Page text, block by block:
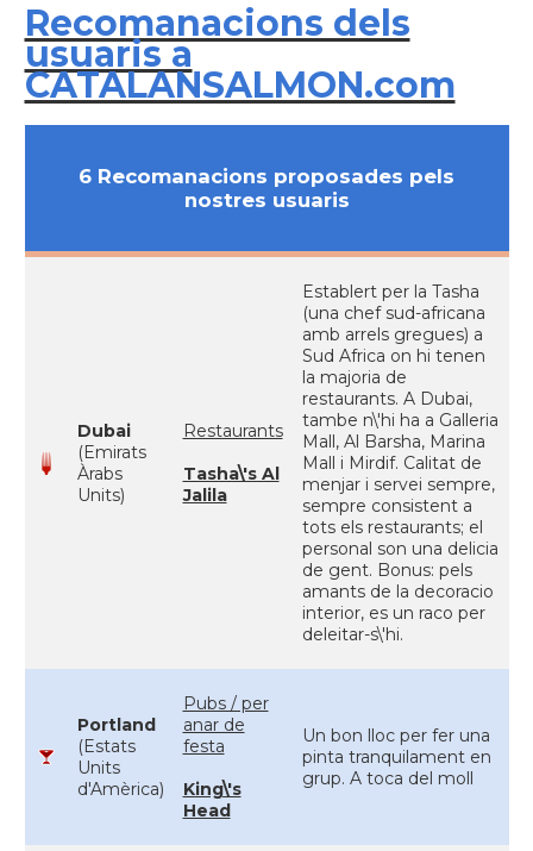
Recomanacions dels
usuaris a
CATALANSALMON.com
6 Recomanacions proposades pels
nostres usuaris
Dubai
(Emirats
Àrabs
Units)
Restaurants
Tasha\'s Al
Jalila
Establert per la Tasha
(una chef sud-africana
amb arrels gregues) a
Sud Africa on hi tenen
la majoria de
restaurants. A Dubai,
tambe n\'hi ha a Galleria
Mall, Al Barsha, Marina
Mall i Mirdif. Calitat de
menjar i servei sempre,
sempre consistent a
tots els restaurants; el
personal son una delicia
de gent. Bonus: pels
amants de la decoracio
interior, es un raco per
deleitar-s\'hi.
Portland
(Estats
Units
d'Amèrica)
Pubs / per
anar de
festa
King\'s
Head
Un bon lloc per fer una
pinta tranquilament en
grup. A toca del moll